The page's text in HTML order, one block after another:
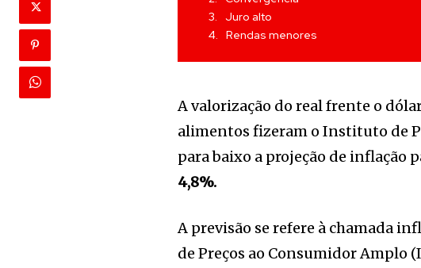
Juro alto
Rendas menores
A valorização do real frente o
alimentos fizeram o Instituto de
para baixo a projeção de inflação
4,8%.
A previsão se refere à chamada
de Preços ao Consumidor Amplo